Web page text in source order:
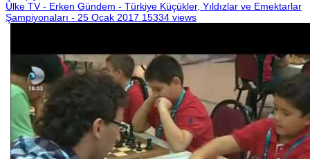
Ülke TV - Erken Gündem - Türkiye Küçükler, Yıldızlar ve Emektarlar
Şampiyonaları - 25 Ocak 2017 15334 views